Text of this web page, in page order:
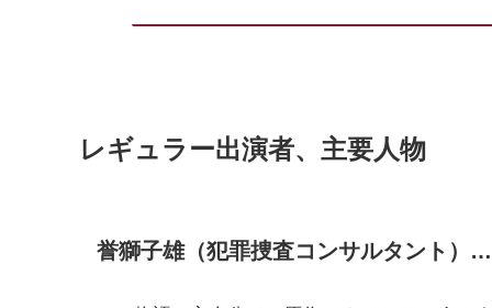
レギュラー出演者、主要人物
誉獅子雄（犯罪捜査コンサルタント）